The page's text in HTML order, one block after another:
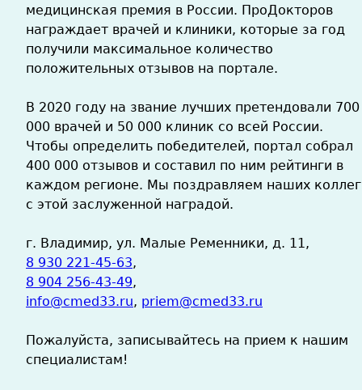
медицинская премия в России. ПроДокторов
награждает врачей и клиники, которые за год
получили максимальное количество
положительных отзывов на портале.
В 2020 году на звание лучших претендовали 700
000 врачей и 50 000 клиник со всей России.
Чтобы определить победителей, портал собрал
400 000 отзывов и составил по ним рейтинги в
каждом регионе. Мы поздравляем наших коллег
с этой заслуженной наградой.
г. Владимир, ул. Малые Ременники, д. 11,
8 930 221-45-63,
8 904 256-43-49,
info@cmed33.ru, priem@cmed33.ru
Пожалуйста, записывайтесь на прием к нашим
специалистам!